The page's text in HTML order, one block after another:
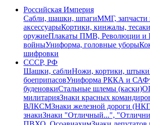
Российская Империя
Сабли, шашки, шпагиММГ,
аксессуарыКортики, кинжалы,
оружиеПлакаты ПМВ, Революции и
войныУниформа, головные уборы
шифровки
СССР, РФ
Шашки, саблиНожи, кортики, штыки
боеприпасовУниформа РККА и СА
буденовкиСтальные шлемы (каски)
милитарияЗнаки красных
ВЛКСМЗнаки железной дороги
знакиЗнаки "Отличный...",